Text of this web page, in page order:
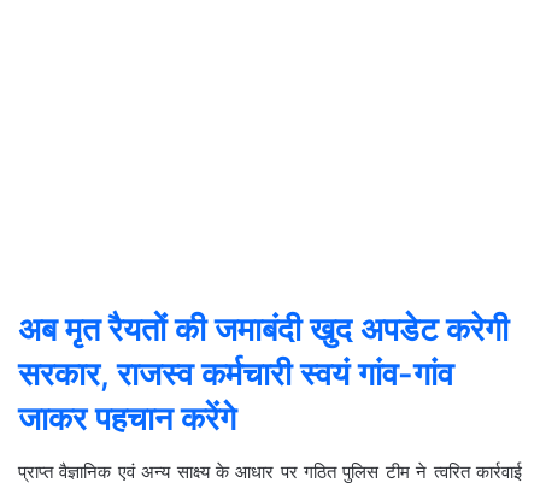
अब मृत रैयतों की जमाबंदी खुद अपडेट करेगी
सरकार, राजस्व कर्मचारी स्वयं गांव-गांव
जाकर पहचान करेंगे
प्राप्त वैज्ञानिक एवं अन्य साक्ष्य के आधार पर गठित पुलिस टीम ने त्वरित कार्रवाई